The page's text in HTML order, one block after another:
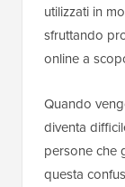
utilizzati in
sfruttando
online a
Quando
diventa
persone che
questa